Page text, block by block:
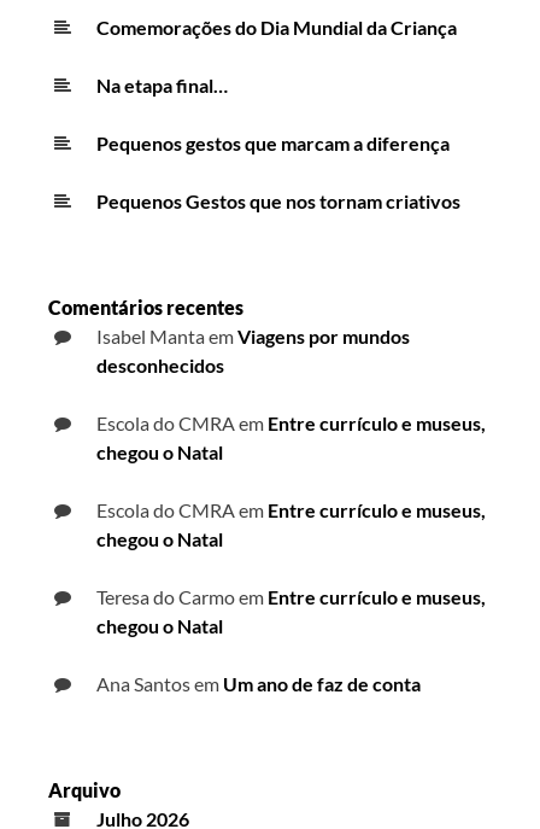
Comemorações do Dia Mundial da Criança
Na etapa final…
Pequenos gestos que marcam a diferença
Pequenos Gestos que nos tornam criativos
Comentários recentes
Isabel MantaemViagens por mundos
desconhecidos
Escola do CMRA em Entre currículo e museus,
chegou o Natal
Escola do CMRA em Entre currículo e museus,
chegou o Natal
Teresa do Carmoem Entre currículo e museus,
chegou o Natal
Ana Santosem Um ano de faz de conta
Arquivo
Julho 2026